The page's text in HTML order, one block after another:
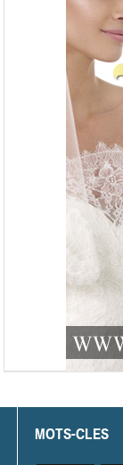
MOTS-CLES